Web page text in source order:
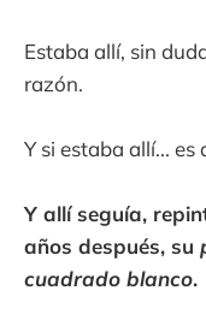
Estaba allí, sin
razón.
Y si estaba allí... es
Y allí seguía,
años después, su
cuadrado blanco.